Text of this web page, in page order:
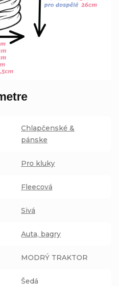
Chlapčenské &
pánske
Pro kluky
Fleecová
Sivá
Auta, bagry
MODRÝ TRAKTOR
Šedá